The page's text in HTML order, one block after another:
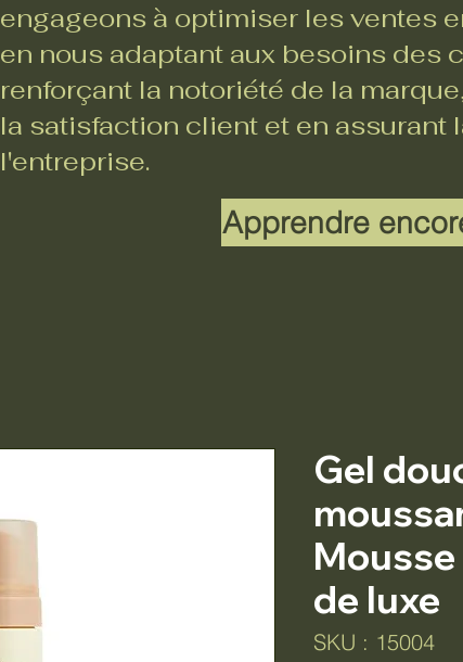
engageons à optimiser les ventes
en nous adaptant aux besoins des
renforçant la notoriété de la
la satisfaction client et en assurant
l'entreprise.
Apprendre
Gel
de luxe
SKU : 15004